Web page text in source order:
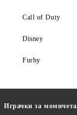
Call of Duty
Disney
Furby
Играчки за момичета